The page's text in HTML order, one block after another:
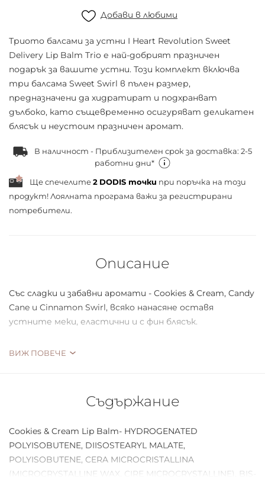
Добави в любими
Триото балсами за устни I Heart Revolution Sweet
Delivery Lip Balm Trio е най-добрият празничен
подарък за вашите устни. Този комплект включва
три балсама Sweet Swirl в пълен размер,
предназначени да хидратират и подхранват
дълбоко, като същевременно осигуряват деликатен
блясък и неустоим празничен аромат.
В наличност - Приблизителен срок за доставка: 2-5
работни дни*
Ще спечелите2 DODIS точки при поръчка на този
продукт! Лоялната програма важи за регистрирани
потребители.
Описание
Със сладки и забавни аромати - Cookies & Cream, Candy
Cane и Cinnamon Swirl, всяко нанасяне оставя
устните меки, еластични и с фин блясък.
Удобният им размер ги прави идеалния коледен
поставяне под елхата като изненада.
ВИЖ ПОВЕЧЕ
Съдържание
Cookies & Cream Lip Balm- HYDROGENATED
POLYISOBUTENE, DIISOSTEARYL MALATE,
POLYISOBUTENE, CERA MICROCRISTALLINA
(MICROCRYSTALLINE WAX, CIRE MICROCRYSTALLINE), BIS-